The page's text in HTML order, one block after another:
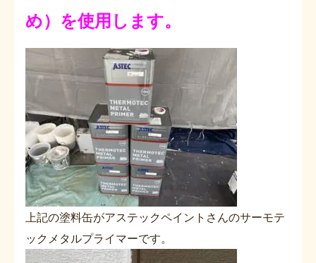
め）を使用します。
上記の塗料缶がアステックペイントさんのサーモテ
ックメタルプライマーです。